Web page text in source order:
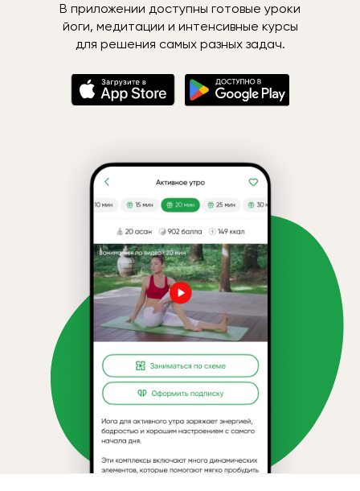
В приложении доступны готовые уроки
йоги, медитации и интенсивные курсы
для решения самых разных задач.